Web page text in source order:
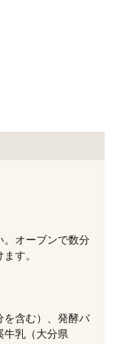
。オーブンで数分
す。
を含む）、発酵バ
牛乳（大分県